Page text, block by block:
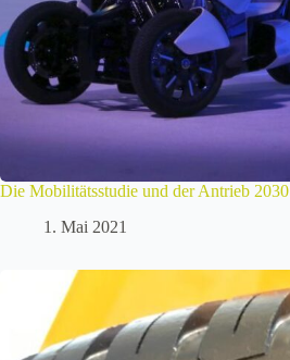
Die Mobilitätsstudie und der Antrieb 2030
1. Mai 2021